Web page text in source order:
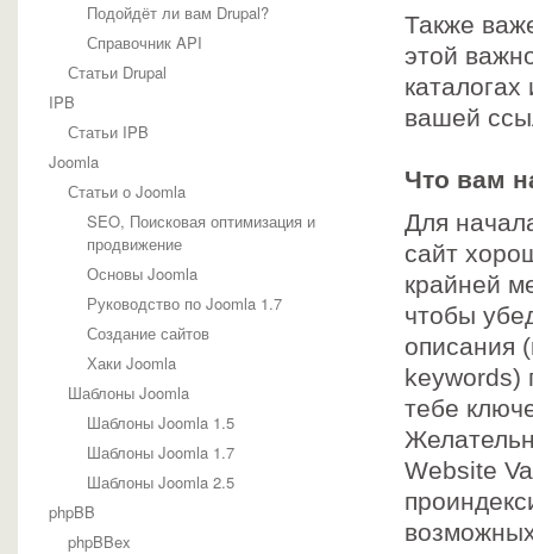
Подойдёт ли вам Drupal?
Справочник API
Статьи Drupal
IPB
Статьи IPB
Joomla
Статьи о Joomla
SEO, Поисковая оптимизация и
продвижение
Основы Joomla
Руководство по Joomla 1.7
Создание сайтов
Хаки Joomla
Шаблоны Joomla
Шаблоны Joomla 1.5
Шаблоны Joomla 1.7
Шаблоны Joomla 2.5
phpBB
phpBBex
Также
этой
вашей
Что вам
Для
сайт
крайней
чтобы
описания
keywords)
тебе
Website